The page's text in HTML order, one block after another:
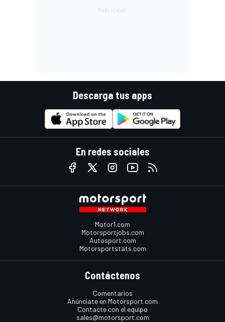
Descarga tus apps
En redes sociales
Motor1.com
Motorsportjobs.com
Autosport.com
Motorsportstats.com
Contáctenos
Comentarios
Anúnciate en Motorsport.com
Contacte con el equipo
sales@motorsport.com